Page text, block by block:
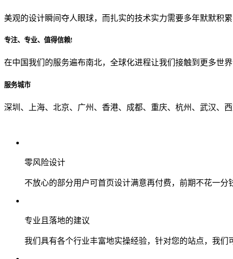
从哪里了解到我们？
美观的设计瞬间夺人眼球，而扎实的技术实力需要多年默默积
专注、专业、值得信赖!
在中国我们的服务遍布南北，全球化进程让我们接触到更多世界
服务城市
深圳、上海、北京、广州、香港、成都、重庆、杭州、武汉、
零风险设计
不放心的部分用户可首页设计满意再付费，前期不花一分
专业且落地的建议
我们具有各个行业丰富地实操经验，针对您的站点，我